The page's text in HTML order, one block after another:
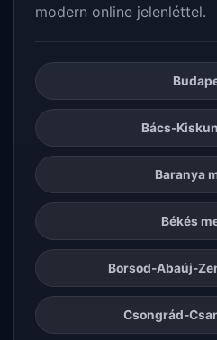
modern online jelenléttel.
Bács-
Baranya
Békés
Borsod-Abaúj-
Csongrád-